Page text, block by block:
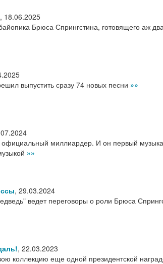
, 18.06.2025
Брюса Спрингстина, готовящего аж
выпустить сразу 74 новых песни »»
миллиардер. И он первый
»»
, 29.03.2024
ведет переговоры о роли Брюса
, 22.03.2023
коллекцию еще одной президентской